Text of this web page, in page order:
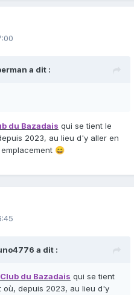
a dit :
du Bazadais qui se tient le
2023, au lieu d'y aller en
😄
a dit :
du Bazadais qui se tient
où, depuis 2023, au lieu d'y